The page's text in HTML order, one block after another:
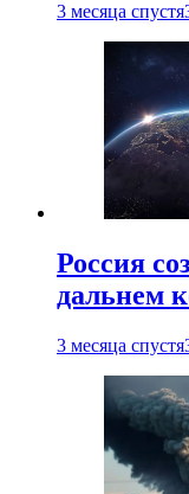
3 месяца спустя
Россия
дальнем
3 месяца спустя